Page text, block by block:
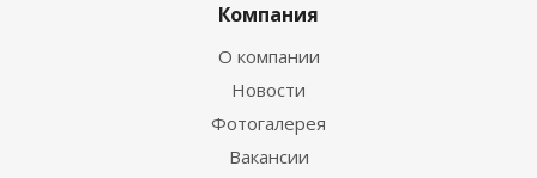
Компания
О компании
Новости
Фотогалерея
Вакансии